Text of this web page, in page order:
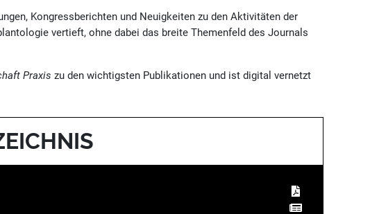
Kongressberichten und Neuigkeiten zu den Aktivitäten der
vertieft, ohne dabei das breite Themenfeld des Journals
Praxiszu den wichtigsten Publikationen und ist digital vernetzt